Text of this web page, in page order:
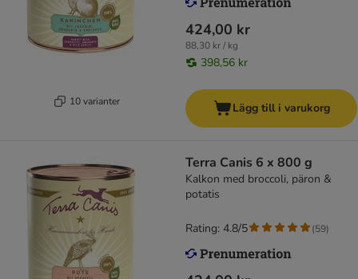
10 varianter
424,00 kr
88,30 kr / kg
398,56 kr
Lägg till i varukorg
Terra Canis 6 x 800 g
Kalkon med broccoli, päron &
potatis
Rating: 4.8/5 (59)